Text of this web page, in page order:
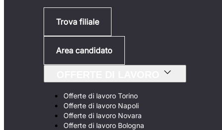
Trova filiale
Area candidato
Offerte di lavoro Torino
Offerte di lavoro Napoli
Offerte di lavoro Novara
Offerte di lavoro Bologna